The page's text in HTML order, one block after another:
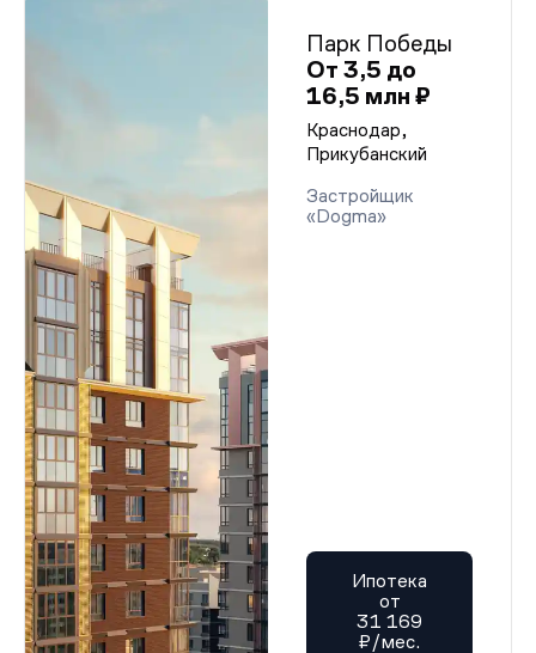
Парк Победы
От 3,5 до
16,5 млн ₽
Краснодар,
Прикубанский
Застройщик
«Dogma»
Ипотека
от
31 169
₽/мес.